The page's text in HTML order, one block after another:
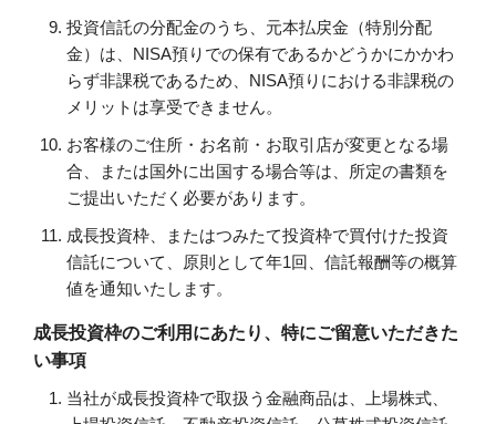
投資信託の分配金のうち、元本払戻金（特別分配
金）は、NISA預りでの保有であるかどうかにかかわ
らず非課税であるため、NISA預りにおける非課税の
メリットは享受できません。
お客様のご住所・お名前・お取引店が変更となる場
合、または国外に出国する場合等は、所定の書類を
ご提出いただく必要があります。
成長投資枠、またはつみたて投資枠で買付けた投資
信託について、原則として年1回、信託報酬等の概算
値を通知いたします。
成長投資枠のご利用にあたり、特にご留意いただきた
い事項
当社が成長投資枠で取扱う金融商品は、上場株式、